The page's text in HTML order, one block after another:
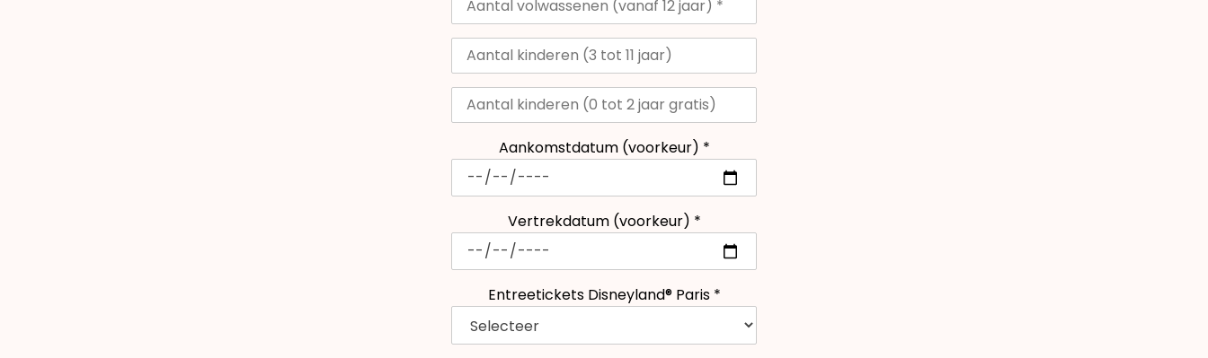
Aankomstdatum (voorkeur) *
Vertrekdatum (voorkeur) *
Entreetickets Disneyland® Paris *